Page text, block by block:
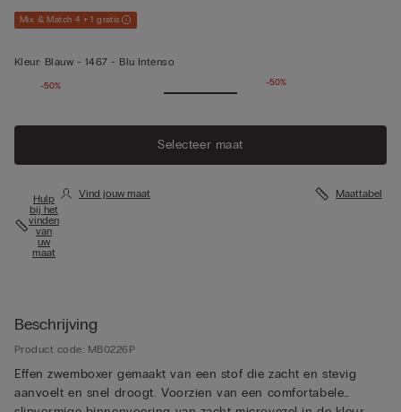
Mix & Match 4 + 1 gratis
Kleur: Blauw - 1467 - Blu Intenso
-50%
-50%
Selecteer maat
Hulp
bij het
vinden
van
uw
maat
Vind jouw maat Maattabel
Beschrijving
Product code: MB0226P
Effen zwemboxer gemaakt van een stof die zacht en stevig
aanvoelt en snel droogt. Voorzien van een comfortabele